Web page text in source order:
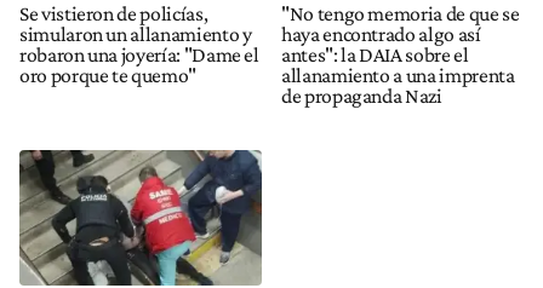
Se vistieron de policías,
simularon un allanamiento y
robaron una joyería: "Dame el
oro porque te quemo"
"No tengo memoria de que se
haya encontrado algo así
antes": la DAIA sobre el
allanamiento a una imprenta
de propaganda Nazi